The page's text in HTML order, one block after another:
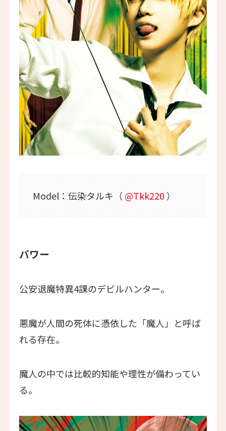
Model：伝染タルキ（@Tkk220 ）
パワー
公安退魔特異4課のデビルハンター。
悪魔が人間の死体に憑依した「魔人」と呼ば
れる存在。
魔人の中では比較的知能や理性が備わってい
る。